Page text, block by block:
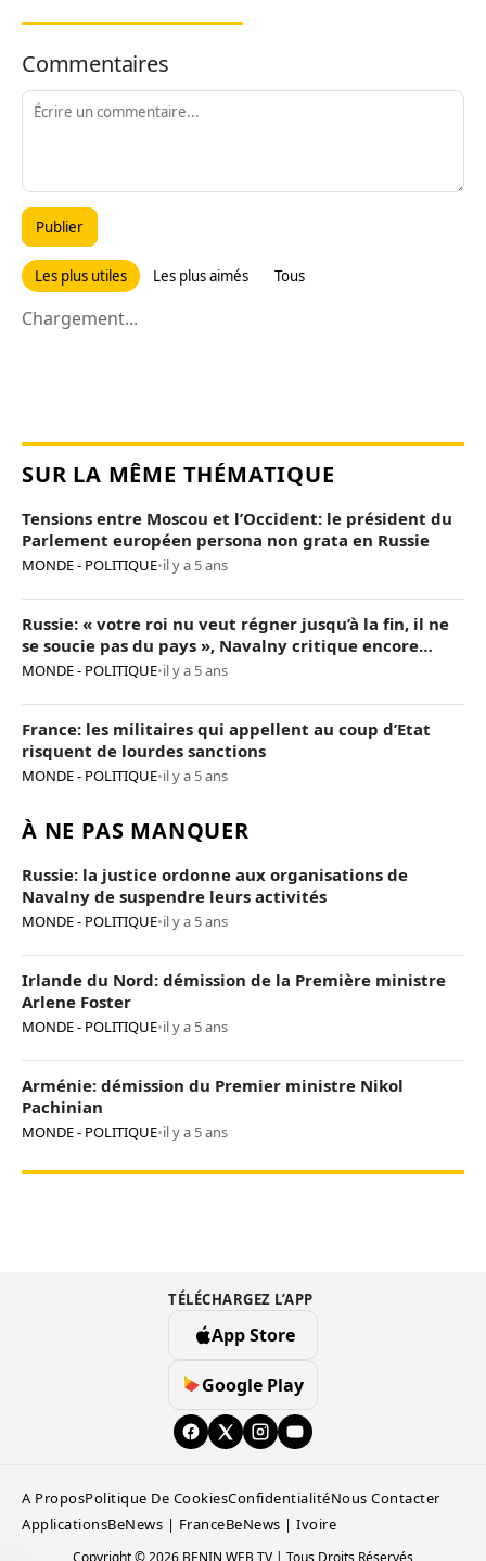
Commentaires
Publier
Les plus utiles Les plus aimés Tous
Chargement...
SUR LA MÊME THÉMATIQUE
Tensions entre Moscou et l’Occident: le président du
Parlement européen persona non grata en Russie
MONDE - POLITIQUE•il y a 5 ans
Russie: « votre roi nu veut régner jusqu’à la fin, il ne
se soucie pas du pays », Navalny critique encore
Poutine
MONDE - POLITIQUE•il y a 5 ans
France: les militaires qui appellent au coup d’Etat
risquent de lourdes sanctions
MONDE - POLITIQUE•il y a 5 ans
À NE PAS MANQUER
Russie: la justice ordonne aux organisations de
Navalny de suspendre leurs activités
MONDE - POLITIQUE•il y a 5 ans
Irlande du Nord: démission de la Première ministre
Arlene Foster
MONDE - POLITIQUE•il y a 5 ans
Arménie: démission du Premier ministre Nikol
Pachinian
MONDE - POLITIQUE•il y a 5 ans
TÉLÉCHARGEZ L’APP
App Store
Google Play
A ProposPolitique De CookiesConfidentialitéNous Contacter
ApplicationsBeNews | FranceBeNews | Ivoire